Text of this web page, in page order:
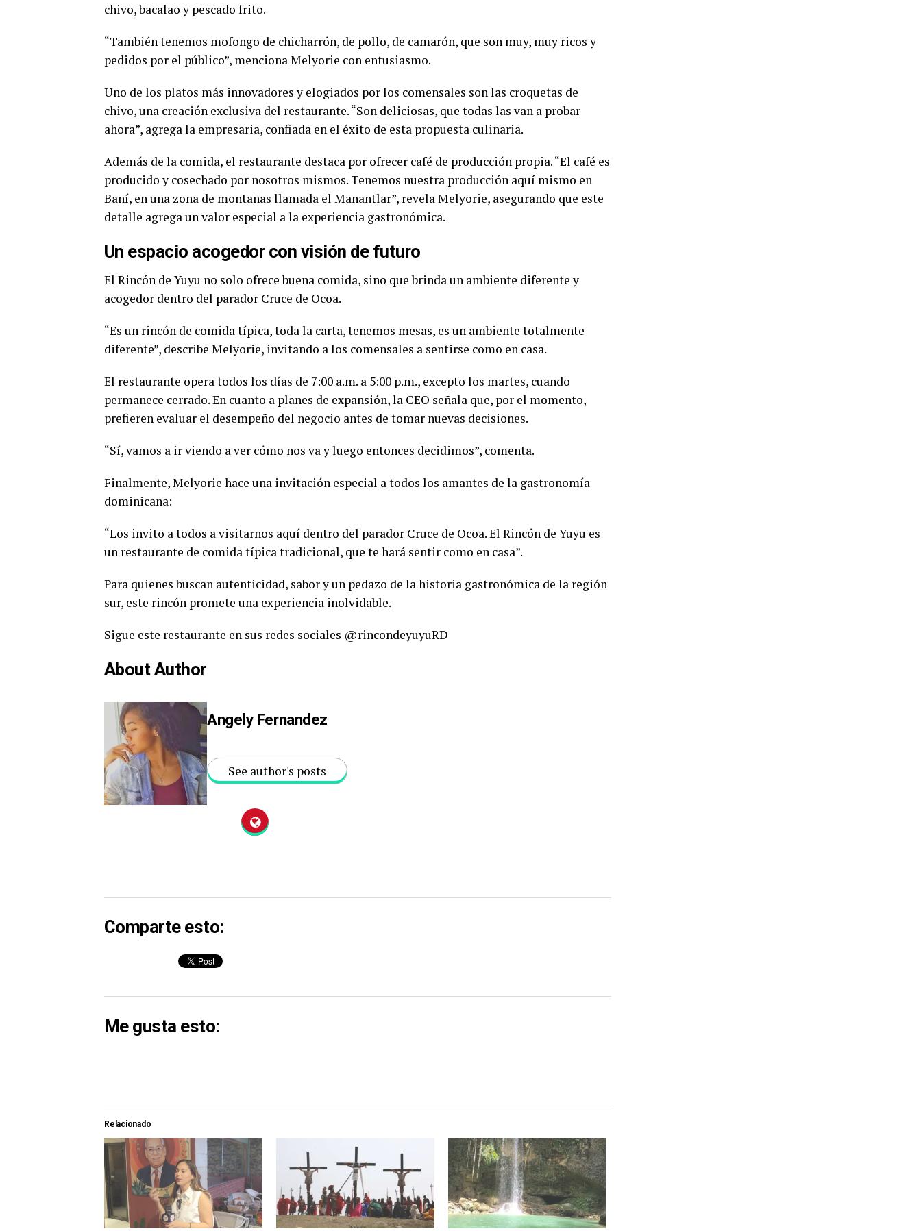
chivo, bacalao y pescado frito.
“También tenemos mofongo de chicharrón, de pollo, de camarón, que son muy, muy ricos y
pedidos por el público”, menciona Melyorie con entusiasmo.
Uno de los platos más innovadores y elogiados por los comensales son las croquetas de
chivo, una creación exclusiva del restaurante. “Son deliciosas, que todas las van a probar
ahora”, agrega la empresaria, confiada en el éxito de esta propuesta culinaria.
Además de la comida, el restaurante destaca por ofrecer café de producción propia. “El café es
producido y cosechado por nosotros mismos. Tenemos nuestra producción aquí mismo en
Baní, en una zona de montañas llamada el Manantlar”, revela Melyorie, asegurando que este
detalle agrega un valor especial a la experiencia gastronómica.
Un espacio acogedor con visión de futuro
El Rincón de Yuyu no solo ofrece buena comida, sino que brinda un ambiente diferente y
acogedor dentro del parador Cruce de Ocoa.
“Es un rincón de comida típica, toda la carta, tenemos mesas, es un ambiente totalmente
diferente”, describe Melyorie, invitando a los comensales a sentirse como en casa.
El restaurante opera todos los días de 7:00 a.m. a 5:00 p.m., excepto los martes, cuando
permanece cerrado. En cuanto a planes de expansión, la CEO señala que, por el momento,
prefieren evaluar el desempeño del negocio antes de tomar nuevas decisiones.
“Sí, vamos a ir viendo a ver cómo nos va y luego entonces decidimos”, comenta.
Finalmente, Melyorie hace una invitación especial a todos los amantes de la gastronomía
dominicana:
“Los invito a todos a visitarnos aquí dentro del parador Cruce de Ocoa. El Rincón de Yuyu es
un restaurante de comida típica tradicional, que te hará sentir como en casa”.
Para quienes buscan autenticidad, sabor y un pedazo de la historia gastronómica de la región
sur, este rincón promete una experiencia inolvidable.
Sigue este restaurante en sus redes sociales @rincondeyuyuRD
About Author
Angely Fernandez
See author's posts
Comparte esto:
Me gusta esto:
Relacionado